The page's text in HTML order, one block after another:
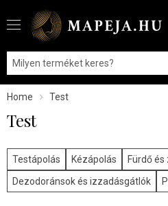
Home Test
Test
Testápolás Kézápolás
Fürdő
Dezodoránsok és izzadásgátlók